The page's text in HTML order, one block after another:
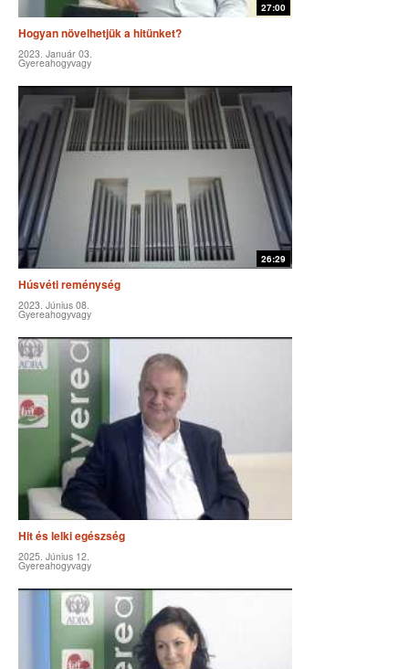
27:00
Hogyan növelhetjük a hitünket?
2023. Január 03.
Gyereahogyvagy
26:29
Húsvéti reménység
2023. Június 08.
Gyereahogyvagy
Hit és lelki egészség
2025. Június 12.
Gyereahogyvagy